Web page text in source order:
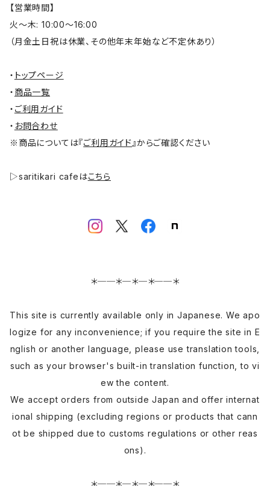
【営業時間】
火～木: 10:00～16:00
（月金土日祝は休業、その他年末年始など不定休あり）
・ トップページ
・ 商品一覧
・ ご利用ガイド
・ お問合わせ
※商品については『ご利用ガイド 』からご確認ください
▷saritikari cafeはこちら
＊──＊─＊─＊──＊
This site is currently available only in Japanese. We apo
logize for any inconvenience; if you require the site in E
nglish or another language, please use translation tools,
such as your browser's built-in translation function, to vi
ew the content.
We accept orders from outside Japan and offer internat
ional shipping (excluding regions or products that cann
ot be shipped due to customs regulations or other reas
ons).
＊──＊─＊─＊──＊